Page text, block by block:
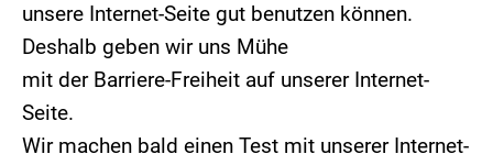
unsere Internet-Seite gut benutzen können.
Deshalb geben wir uns Mühe
mit der Barriere-Freiheit auf unserer Internet-
Seite.
Wir machen bald einen Test mit unserer Internet-